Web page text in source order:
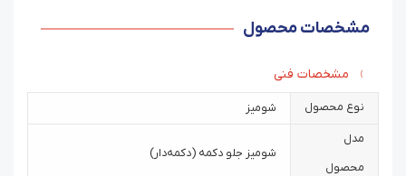
مشخصات محصول
مشخصات فنی
نوع محصول شومیز
مدل
محصول
شومیز جلو دکمه (دکمه‌دار)